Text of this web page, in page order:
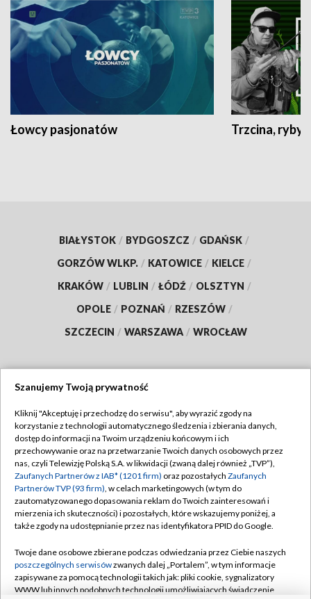
Łowcy pasjonatów Trzcina, ryby
BIAŁYSTOK / BYDGOSZCZ / GDAŃSK /
GORZÓW WLKP. / KATOWICE / KIELCE /
KRAKÓW / LUBLIN / ŁÓDŹ / OLSZTYN /
OPOLE / POZNAŃ / RZESZÓW /
SZCZECIN / WARSZAWA / WROCŁAW
TVP
Abonament TVP
Emisja w TVP
Centrum informacji TVP
Naziemna Telewizja Cyfrowa
Rada Programowa
System NOS
Regulamin TVP
Polityka prywatności
Moje zgody
Pomoc
Kontakt
Szanujemy Twoją prywatność
Kliknij "Akceptuję i przechodzę do serwisu", aby wyrazić zgody na
korzystanie z technologii automatycznego śledzenia i zbierania danych,
dostęp do informacji na Twoim urządzeniu końcowym i ich
przechowywanie oraz na przetwarzanie Twoich danych osobowych przez
nas, czyli Telewizję Polską S.A. w likwidacji (zwaną dalej również „TVP”),
Zaufanych Partnerów z IAB* (1201 firm) oraz pozostałych Zaufanych
Partnerów TVP (93 firm), w celach marketingowych (w tym do
zautomatyzowanego dopasowania reklam do Twoich zainteresowań i
mierzenia ich skuteczności) i pozostałych, które wskazujemy poniżej, a
także zgody na udostępnianie przez nas identyfikatora PPID do Google.
Twoje dane osobowe zbierane podczas odwiedzania przez Ciebie naszych
poszczególnych serwisówzwanych dalej „Portalem”, w tym informacje
zapisywane za pomocą technologii takich jak: pliki cookie, sygnalizatory
WWW lub innych podobnych technologii umożliwiających świadczenie